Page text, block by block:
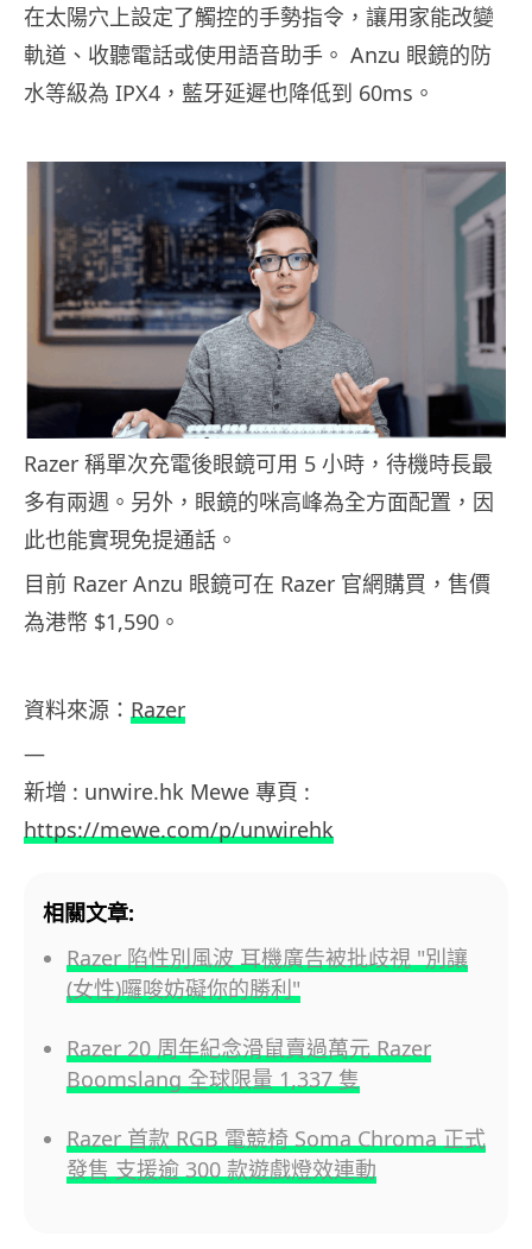
在太陽穴上設定了觸控的手勢指令，讓用家能改變
軌道、收聽電話或使用語音助手。 Anzu 眼鏡的防
水等級為 IPX4，藍牙延遲也降低到 60ms。
Razer 稱單次充電後眼鏡可用 5 小時，待機時長最
多有兩週。另外，眼鏡的咪高峰為全方面配置，因
此也能實現免提通話。
目前 Razer Anzu 眼鏡可在 Razer 官網購買，售價
為港幣 $1,590。
資料來源： Razer
—
新增 : unwire.hk Mewe 專頁 :
https://mewe.com/p/unwirehk
相關文章:
Razer 陷性別風波 耳機廣告被批歧視 "別讓
(女性)囉唆妨礙你的勝利"
Razer 20 周年紀念滑鼠賣過萬元 Razer
Boomslang 全球限量 1,337 隻
Razer 首款 RGB 電競椅 Soma Chroma 正式
發售 支援逾 300 款遊戲燈效連動